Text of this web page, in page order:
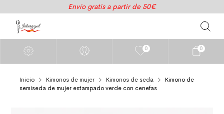
Envío gratis a partir de 50€
0 0
Inicio Kimonos de mujer Kimonos de seda
Kimono de
semiseda de mujer estampado verde con cenefas